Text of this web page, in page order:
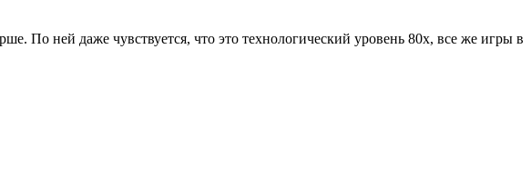
По ней даже чувствуется, что это технологический уровень 80х, все же игры в